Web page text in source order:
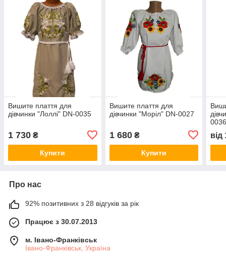
Вишите плаття для
дівчинки "Лоллі" DN-0035
1 730 ₴
Купити
Вишите плаття для
дівчинки "Моріл" DN-0027
1 680₴
Купити
від
Про нас
92% позитивних з 28 відгуків за рік
Працює з 30.07.2013
м. Івано-Франківськ
Івано-Франківськ, Україна